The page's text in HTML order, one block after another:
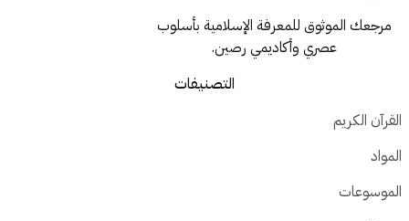
الموثوق للمعرفة الإسلامية بأسلوب
عصري وأكاديمي رصين.
التصنيفات
الكريم